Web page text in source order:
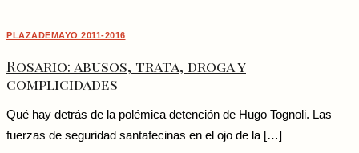
PLAZADEMAYO 2011-2016
Rosario: abusos, trata, droga y
complicidades
Qué hay detrás de la polémica detención de Hugo Tognoli. Las
fuerzas de seguridad santafecinas en el ojo de la […]